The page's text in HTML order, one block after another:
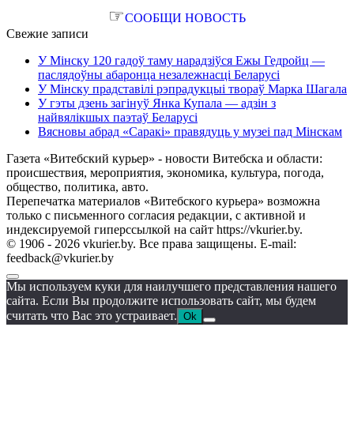
☞СООБЩИ НОВОСТЬ
Свежие записи
У Мінску 120 гадоў таму нарадзіўся Ежы Гедройц —
паслядоўны абаронца незалежнасці Беларусі
У Мінску прадставілі рэпрадукцыі твораў Марка Шагала
У гэты дзень загінуў Янка Купала — адзін з
найвялікшых паэтаў Беларусі
Вясновы абрад «Саракі» правядуць у музеі пад Мінскам
Газета «Витебский курьер» - новости Витебска и области:
происшествия, мероприятия, экономика, культура, погода,
общество, политика, авто.
Перепечатка материалов «Витебского курьера» возможна
только с письменного согласия редакции, с активной и
индексируемой гиперссылкой на сайт https://vkurier.by.
© 1906 - 2026 vkurier.by. Все права защищены. E-mail:
feedback@vkurier.by
Мы используем куки для наилучшего представления нашего
сайта. Если Вы продолжите использовать сайт, мы будем
считать что Вас это устраивает. Ok